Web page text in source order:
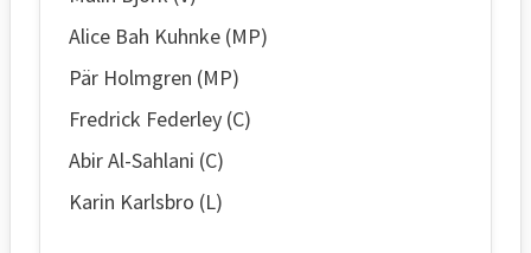
Alice Bah Kuhnke (MP)
Pär Holmgren (MP)
Fredrick Federley (C)
Abir Al-Sahlani (C)
Karin Karlsbro (L)